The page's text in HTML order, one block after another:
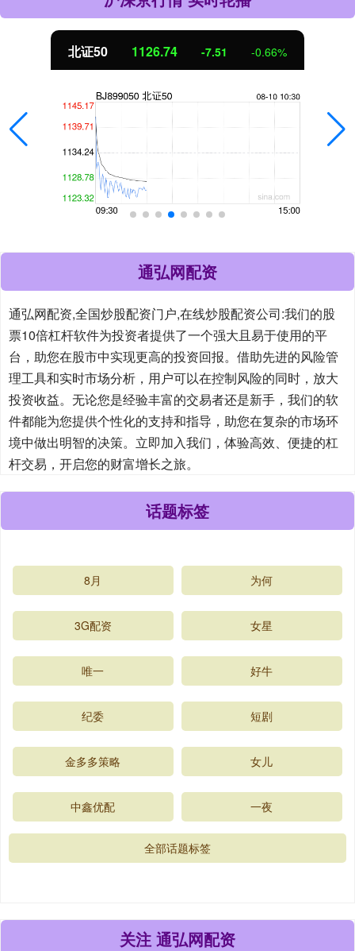
北证50 1126.77 -7.47 -0.66%
通弘网配资
通弘网配资,全国炒股配资门户,在线炒股配资公司:我们的股
票10倍杠杆软件为投资者提供了一个强大且易于使用的平
台，助您在股市中实现更高的投资回报。借助先进的风险管
理工具和实时市场分析，用户可以在控制风险的同时，放大
投资收益。无论您是经验丰富的交易者还是新手，我们的软
件都能为您提供个性化的支持和指导，助您在复杂的市场环
境中做出明智的决策。立即加入我们，体验高效、便捷的杠
杆交易，开启您的财富增长之旅。
话题标签
8月 为何
3G配资 女星
唯一 好牛
纪委 短剧
金多多策略 女儿
中鑫优配 一夜
全部话题标签
关注 通弘网配资